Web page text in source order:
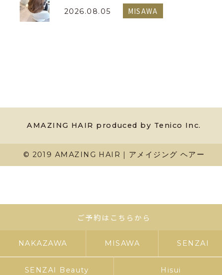
2026.08.05 MISAWA
AMAZING HAIR produced by Tenico Inc.
© 2019 AMAZING HAIR｜アメイジング ヘアー
ご予約はこちらから
NAKAZAWA MISAWA SENZAI
SENZAI Beauty Hisui